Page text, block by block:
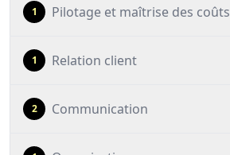
1 Pilotage et maîtrise des coûts
1 Relation client
2 Communication